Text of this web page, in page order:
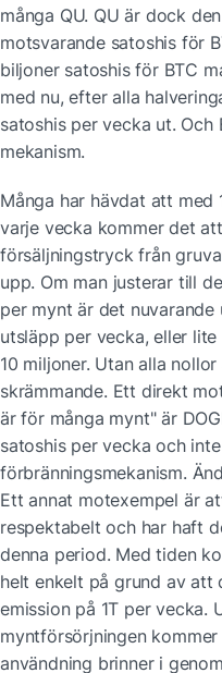
många QU. QU är dock
motsvarande satoshis för
biljoner satoshis för BTC
med nu, efter alla
satoshis per vecka ut. Och
mekanism.
Många har hävdat att med
varje vecka kommer det
försäljningstryck från
upp. Om man justerar till
per mynt är det
utsläpp per vecka, eller
10 miljoner. Utan alla
skrämmande. Ett direkt
är för många mynt" är
satoshis per vecka och
förbränningsmekanism.
Ett annat motexempel är
respektabelt och har haft
denna period. Med tiden
helt enkelt på grund av att
emission på 1T per vecka.
myntförsörjningen
användning brinner i